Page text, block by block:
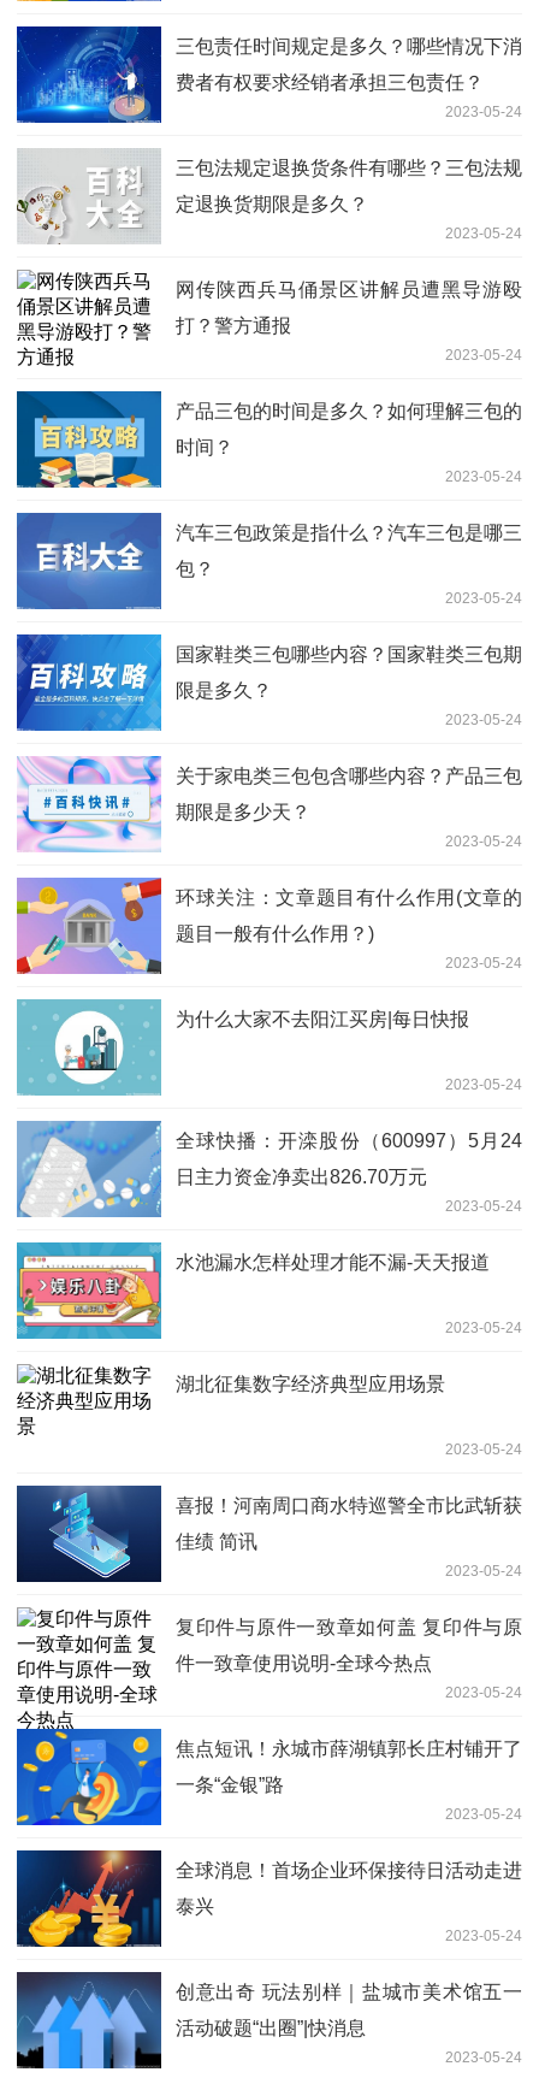
三包责任时间规定是多久？哪些情况下消
费者有权要求经销者承担三包责任？
2023-05-24
三包法规定退换货条件有哪些？三包法规
定退换货期限是多久？
2023-05-24
网传陕西兵马俑景区讲解员遭黑导游殴
打？警方通报
2023-05-24
产品三包的时间是多久？如何理解三包的
时间？
2023-05-24
汽车三包政策是指什么？汽车三包是哪三
包？
2023-05-24
国家鞋类三包哪些内容？国家鞋类三包期
限是多久？
2023-05-24
关于家电类三包包含哪些内容？产品三包
期限是多少天？
2023-05-24
环球关注：文章题目有什么作用(文章的
题目一般有什么作用？)
2023-05-24
为什么大家不去阳江买房|每日快报
2023-05-24
全球快播：开滦股份（600997）5月24
日主力资金净卖出826.70万元
2023-05-24
水池漏水怎样处理才能不漏-天天报道
2023-05-24
湖北征集数字经济典型应用场景
2023-05-24
喜报！河南周口商水特巡警全市比武斩获
佳绩 简讯
2023-05-24
复印件与原件一致章如何盖 复印件与原
件一致章使用说明-全球今热点
2023-05-24
焦点短讯！永城市薛湖镇郭长庄村铺开了
一条“金银”路
2023-05-24
全球消息！首场企业环保接待日活动走进
泰兴
2023-05-24
创意出奇 玩法别样｜盐城市美术馆五一
活动破题“出圈”|快消息
2023-05-24